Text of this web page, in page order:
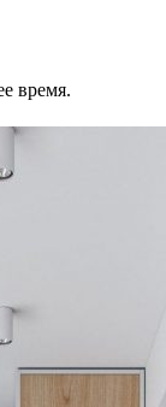
время.